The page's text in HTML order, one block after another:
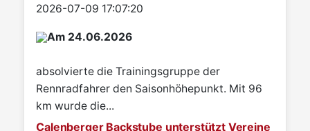
Details
2026-07-09 17:07:20
Am 24.06.2026
absolvierte die Trainingsgruppe der
Rennradfahrer den Saisonhöhepunkt. Mit 96
km wurde die...
Calenberger Backstube unterstützt Vereine